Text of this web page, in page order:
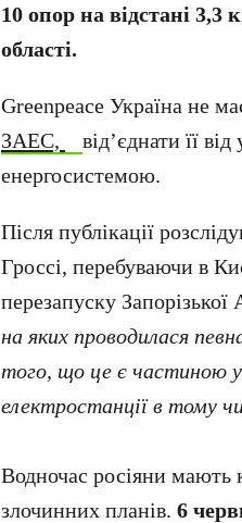
10 опор на відстані 3,3
області.
Greenpeace Україна не
ЗАЕС,
від’єднати її
енергосистемою.
Після публікації
Гроссі, перебуваючи в
перезапуску
на яких проводилася
того, що це є частиною
електростанції в тому
Водночас росіяни мають
злочинних планів. 6